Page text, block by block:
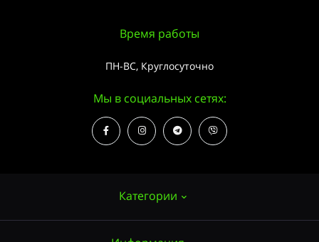
Категории
Время работы
ПН-ВС, Круглосуточно
Мы в социальных сетях: